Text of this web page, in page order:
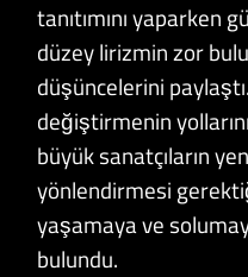
tanıtımını yaparken
düzey lirizmin zor
düşüncelerini
değiştirmenin
büyük sanatçıların
yönlendirmesi
yaşamaya ve
bulundu.